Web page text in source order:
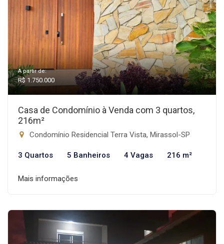
A partir de:
R$ 1.750.000
Casa de Condomínio à Venda com 3 quartos,
216m²
Condomínio Residencial Terra Vista, Mirassol-SP
3 Quartos 5 Banheiros 4 Vagas 216 m²
Mais informações